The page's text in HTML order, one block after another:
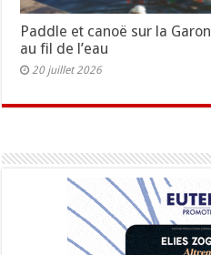
Paddle et canoë sur la
au fil de l’eau
20 juillet 2026